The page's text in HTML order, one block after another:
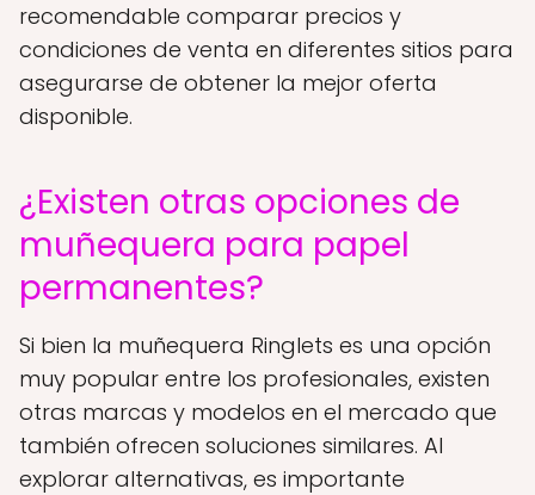
recomendable comparar precios y
condiciones de venta en diferentes sitios para
asegurarse de obtener la mejor oferta
disponible.
¿Existen otras opciones de
muñequera para papel
permanentes?
Si bien la muñequera Ringlets es una opción
muy popular entre los profesionales, existen
otras marcas y modelos en el mercado que
también ofrecen soluciones similares. Al
explorar alternativas, es importante